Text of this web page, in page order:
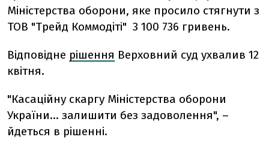
Міністерства оборони, яке просило стягнути з
ТОВ "Трейд Коммодіті" 3 100 736 гривень.
Відповідне рішення Верховний суд ухвалив 12
квітня.
"Касаційну скаргу Міністерства оборони
України… залишити без задоволення", –
йдеться в рішенні.